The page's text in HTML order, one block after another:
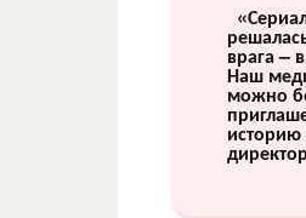
врага –
Наш
можно
историю